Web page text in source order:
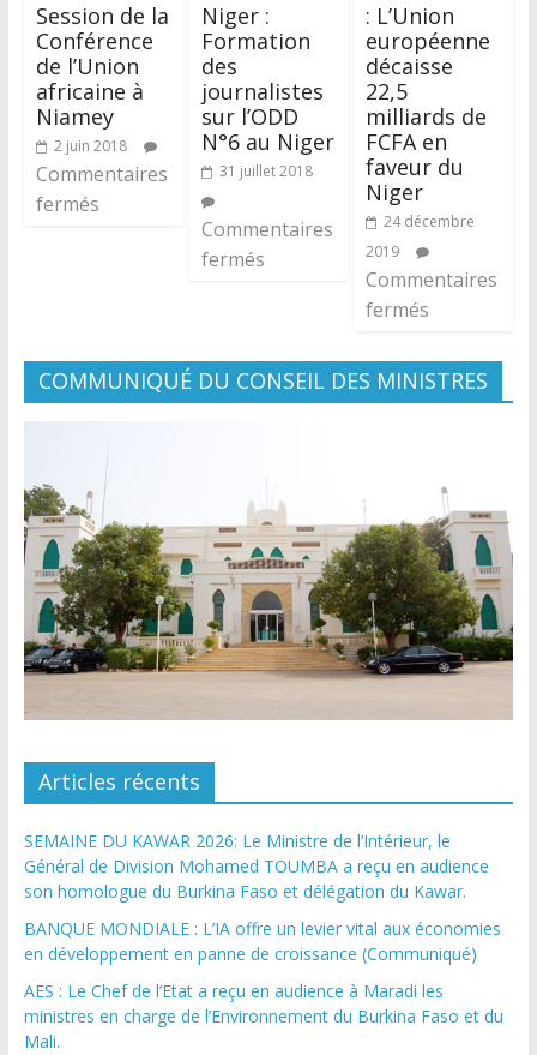
Session de la
Conférence
de l’Union
africaine à
Niamey
2 juin 2018
Commentaires
fermés
Niger :
Formation
des
journalistes
sur l’ODD
N°6 au Niger
31 juillet 2018
Commentaires
fermés
: L’Union
européenne
décaisse
22,5
milliards de
FCFA en
faveur du
Niger
24 décembre
2019
Commentaires
fermés
COMMUNIQUÉ DU CONSEIL DES MINISTRES
Articles récents
SEMAINE DU KAWAR 2026: Le Ministre de l’Intérieur, le
Général de Division Mohamed TOUMBA a reçu en audience
son homologue du Burkina Faso et délégation du Kawar.
BANQUE MONDIALE : L’IA offre un levier vital aux économies
en développement en panne de croissance (Communiqué)
AES : Le Chef de l’Etat a reçu en audience à Maradi les
ministres en charge de l’Environnement du Burkina Faso et du
Mali.